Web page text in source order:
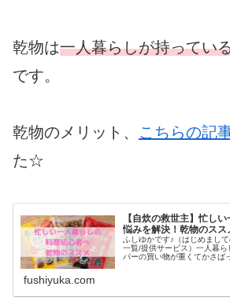
乾物は一人暮らしが持ってい
です。
乾物のメリット、 こちらの記
た☆
【自炊の救世主】忙し
悩みを解決！乾物のスス
ふしゆかです♪（はじめまし
一覧/提供サービス）一人暮
パーの買い物が重くてかさば
fushiyuka.com